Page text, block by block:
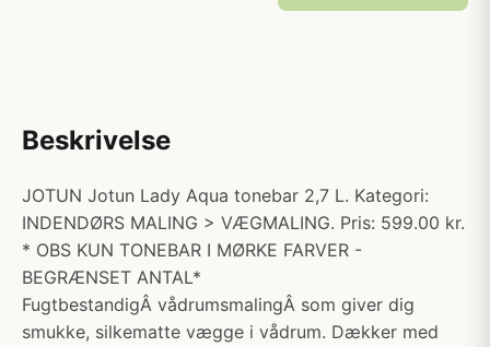
Beskrivelse
JOTUN Jotun Lady Aqua tonebar 2,7 L. Kategori:
INDENDØRS MALING > VÆGMALING. Pris: 599.00 kr.
* OBS KUN TONEBAR I MØRKE FARVER -
BEGRÆNSET ANTAL*
FugtbestandigÂ vådrumsmalingÂ som giver dig
smukke, silkematte vægge i vådrum. Dækker med